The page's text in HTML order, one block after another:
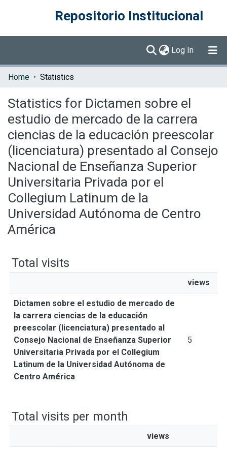
Repositorio Institucional
Log In (current)
Communities & Collections
Home Statistics
Statistics for Dictamen sobre el
estudio de mercado de la carrera
ciencias de la educación preescolar
(licenciatura) presentado al Consejo
Nacional de Enseñanza Superior
Universitaria Privada por el
Collegium Latinum de la
Universidad Autónoma de Centro
América
Total visits
views
Dictamen sobre el estudio de mercado de
la carrera ciencias de la educación
preescolar (licenciatura) presentado al
Consejo Nacional de Enseñanza Superior
Universitaria Privada por el Collegium
Latinum de la Universidad Autónoma de
Centro América
5
Total visits per month
views